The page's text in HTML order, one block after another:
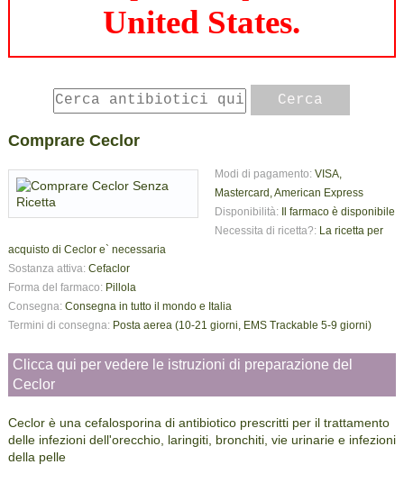
United States.
Comprare Ceclor
Modi di pagamento: VISA,
Mastercard, American Express
Disponibilità: Il farmaco è disponibile
Necessita di ricetta?: La ricetta per
acquisto di Ceclor e` necessaria
Sostanza attiva:Cefaclor
Forma del farmaco:Pillola
Consegna:Consegna in tutto il mondo e Italia
Termini di consegna:Posta aerea (10-21 giorni, EMS Trackable 5-9 giorni)
Clicca qui per vedere le istruzioni di preparazione del
Ceclor
Ceclor è una cefalosporina di antibiotico prescritti per il trattamento
delle infezioni dell'orecchio, laringiti, bronchiti, vie urinarie e infezioni
della pelle